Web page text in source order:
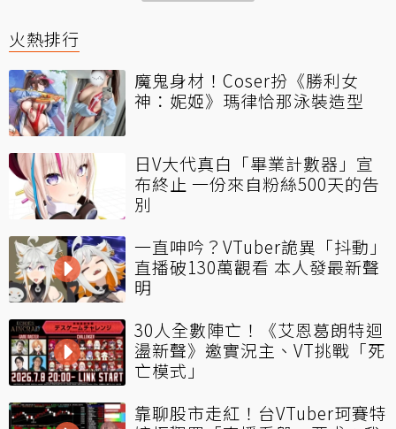
火熱排行
魔鬼身材！Coser扮《勝利女
神：妮姬》瑪律恰那泳裝造型
日V大代真白「畢業計數器」宣
布終止 一份來自粉絲500天的告
別
一直呻吟？VTuber詭異「抖動」
直播破130萬觀看 本人發最新聲
明
30人全數陣亡！《艾恩葛朗特迴
盪新聲》邀實況主、VT挑戰「死
亡模式」
靠聊股市走紅！台VTuber珂賽特